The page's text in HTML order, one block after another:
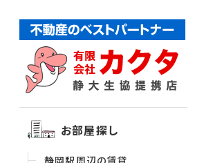
お部屋探し
静岡駅周辺の賃貸